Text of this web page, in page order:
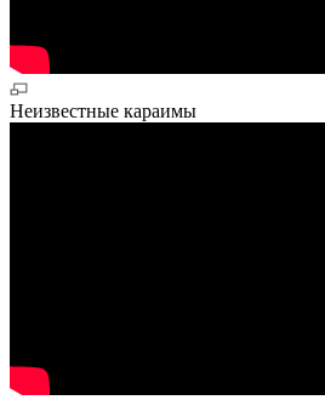
Неизвестные караимы